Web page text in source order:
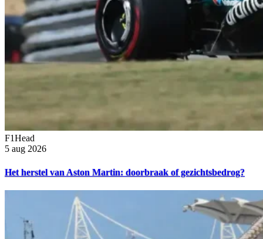
F1Head
5 aug 2026
Het herstel van Aston Martin: doorbraak of gezichtsbedrog?